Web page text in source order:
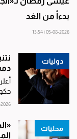
بدءاً من الغد
05-08-2026 | 13:54
دوليات
في
| 14:08
محليات